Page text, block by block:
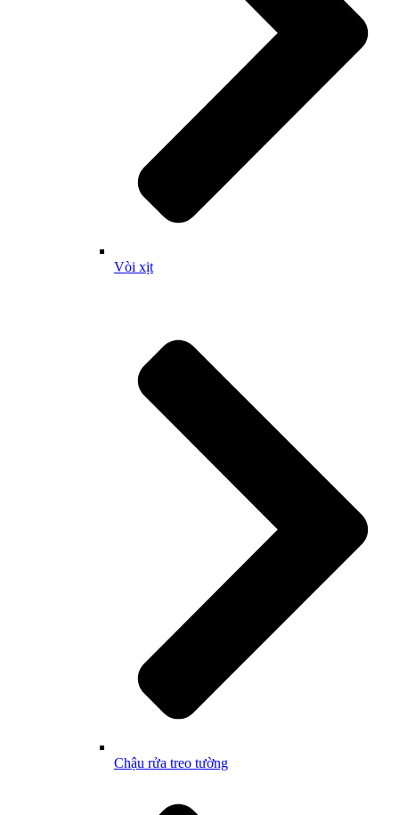
Vòi xịt
Chậu rửa treo tường